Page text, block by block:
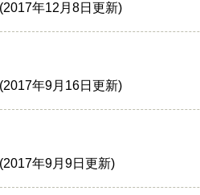
2017年12月8日更新
2017年9月16日更新
2017年9月9日更新